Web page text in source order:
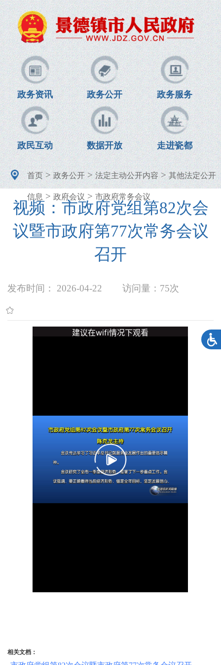
政务资讯 政务公开 政务服务
政民互动 数据开放 走进瓷都
首页>政务公开>法定主动公开内容>其他法定公开
信息 > 政府会议 > 市政府常务会议
视频：市政府党组第82次会
议暨市政府第77次常务会议
召开
发布时间： 2026-04-22 访问量： 75次
相关文档：